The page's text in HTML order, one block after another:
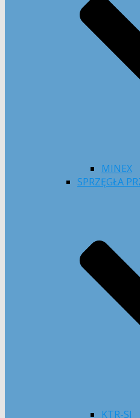
MINEX
SPRZĘGŁA
KTR-SI